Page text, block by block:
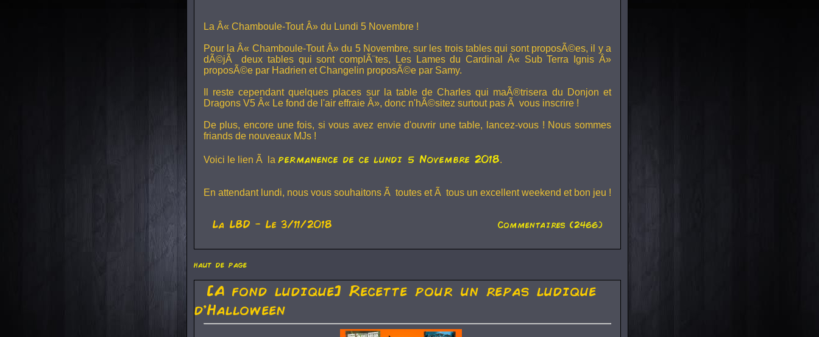
La Â« Chamboule-Tout Â» du Lundi 5 Novembre !
Pour la Â« Chamboule-Tout Â» du 5 Novembre, sur les trois tables qui sont proposÃ©es, il y a
dÃ©jÃ deux tables qui sont complÃ¨tes,
Les Lames du Cardinal
Â« Sub Terra Ignis Â»
proposÃ©e par Hadrien etChangelin proposÃ©e par Samy.
Il reste cependant quelques places sur la table de Charles qui maÃ®trisera du Donjon et
Dragons V5Â« Le fond de l'air effraie Â», donc n'hÃ©sitez surtout pas Ã vous inscrire !
De plus, encore une fois, si vous avez envie d'ouvrir une table, lancez-vous ! Nous sommes
friands de nouveaux MJs !
Voici le lien Ã la permanence de ce lundi 5 Novembre 2018.
En attendant lundi, nous vous souhaitons Ã toutes et Ã tous un excellent weekend et bon jeu !
La LBD - Le 3/11/2018 Commentaires (2466)
haut de page
[A fond ludique] Recette pour un repas ludique
d'Halloween